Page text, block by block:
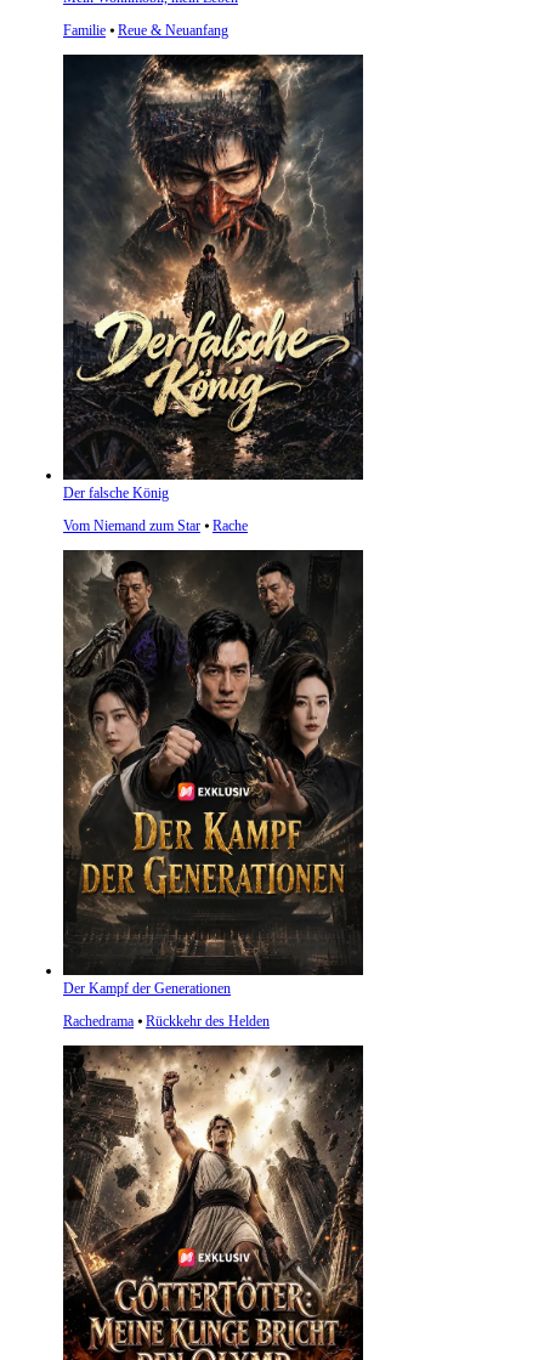
Familie ⦁ Reue & Neuanfang
Der falsche König
Vom Niemand zum Star ⦁ Rache
Der Kampf der Generationen
Rachedrama ⦁ Rückkehr des Helden